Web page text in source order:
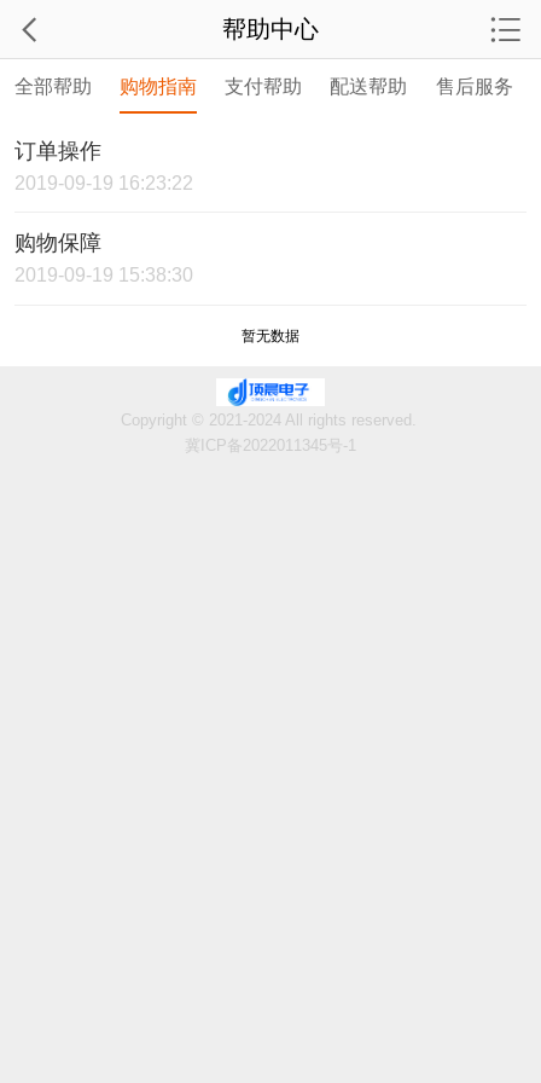
全部帮助 购物指南 支付帮助 配送帮助 售后服务
订单操作
2019-09-19 16:23:22
购物保障
2019-09-19 15:38:30
暂无数据
帮助中心
Copyright © 2021-2024 All rights reserved.
冀ICP备2022011345号-1